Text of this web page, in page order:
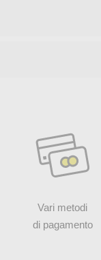
Vari metodi
di pagamento